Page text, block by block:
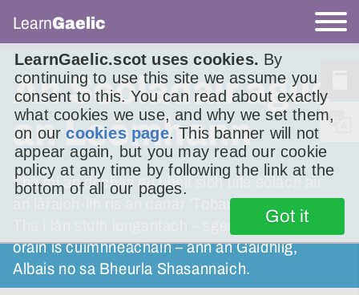
LearnGaelic.scot uses cookies. By
continuing to use this site we assume you
consent to this. You can read about exactly
what cookies we use, and why we set them,
on ourcookies page. This banner will not
appear again, but you may read our cookie
policy at any time by following the link at the
bottom of all our pages.
Got it
LearnGaelic
An Seòladair agus
an Leòmhann
Tha mi an dòchas gu bheil sibh uile eòlach air
an làraich-lìn ris an canar ‘Tobar an Dualchais’.
Tha i làn stuth iongantach – sgeulachdan is
òrain is cuimhneachain – ann an Gàidhlig,
Albais no sa Bheurla Shasannaich.